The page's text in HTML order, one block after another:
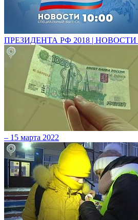
ПРЕЗИДЕНТА РФ 2018 | НОВОСТИ
– 15 марта 2022